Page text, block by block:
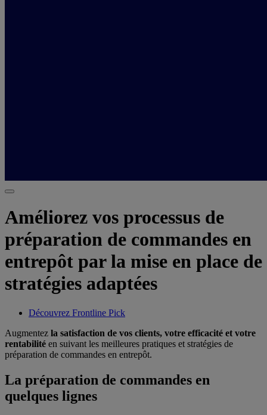
Améliorez vos processus de
préparation de commandes en
entrepôt par la mise en place de
stratégies adaptées
Découvrez Frontline Pick
Augmentez la satisfaction de vos clients, votre efficacité et votre
rentabilité en suivant les meilleures pratiques et stratégies de
préparation de commandes en entrepôt.
La préparation de commandes en
quelques lignes